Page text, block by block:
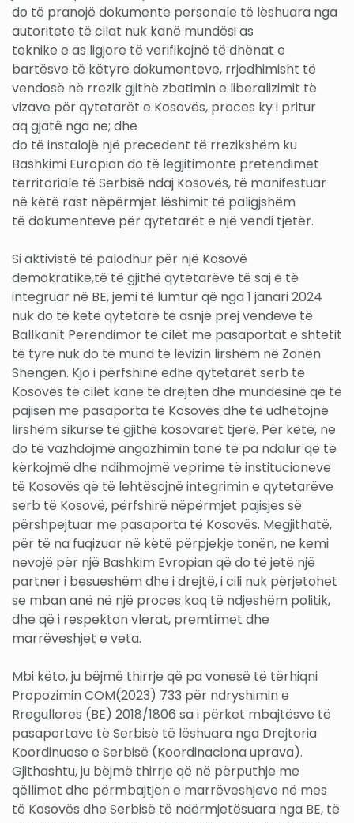
do të pranojë dokumente personale të lëshuara nga
autoritete të cilat nuk kanë mundësi as
teknike e as ligjore të verifikojnë të dhënat e
bartësve të këtyre dokumenteve, rrjedhimisht të
vendosë në rrezik gjithë zbatimin e liberalizimit të
vizave për qytetarët e Kosovës, proces ky i pritur
aq gjatë nga ne; dhe
do të instalojë një precedent të rrezikshëm ku
Bashkimi Europian do të legjitimonte pretendimet
territoriale të Serbisë ndaj Kosovës, të manifestuar
në këtë rast nëpërmjet lëshimit të paligjshëm
të dokumenteve për qytetarët e një vendi tjetër.
Si aktivistë të palodhur për një Kosovë
demokratike,të të gjithë qytetarëve të saj e të
integruar në BE, jemi të lumtur që nga 1 janari 2024
nuk do të ketë qytetarë të asnjë prej vendeve të
Ballkanit Perëndimor të cilët me pasaportat e shtetit
të tyre nuk do të mund të lëvizin lirshëm në Zonën
Shengen. Kjo i përfshinë edhe qytetarët serb të
Kosovës të cilët kanë të drejtën dhe mundësinë që të
pajisen me pasaporta të Kosovës dhe të udhëtojnë
lirshëm sikurse të gjithë kosovarët tjerë. Për këtë, ne
do të vazhdojmë angazhimin tonë të pa ndalur që të
kërkojmë dhe ndihmojmë veprime të institucioneve
të Kosovës që të lehtësojnë integrimin e qytetarëve
serb të Kosovë, përfshirë nëpërmjet pajisjes së
përshpejtuar me pasaporta të Kosovës. Megjithatë,
për të na fuqizuar në këtë përpjekje tonën, ne kemi
nevojë për një Bashkim Evropian që do të jetë një
partner i besueshëm dhe i drejtë, i cili nuk përjetohet
se mban anë në një proces kaq të ndjeshëm politik,
dhe që i respekton vlerat, premtimet dhe
marrëveshjet e veta.
Mbi këto, ju bëjmë thirrje që pa vonesë të tërhiqni
Propozimin COM(2023) 733 për ndryshimin e
Rregullores (BE) 2018/1806 sa i përket mbajtësve të
pasaportave të Serbisë të lëshuara nga Drejtoria
Koordinuese e Serbisë (Koordinaciona uprava).
Gjithashtu, ju bëjmë thirrje që në përputhje me
qëllimet dhe përmbajtjen e marrëveshjeve në mes
të Kosovës dhe Serbisë të ndërmjetësuara nga BE, të